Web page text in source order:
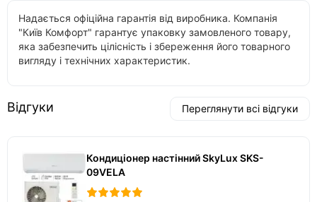
Надається офіційна гарантія від виробника. Компанія
"Київ Комфорт" гарантує упаковку замовленого товару,
яка забезпечить цілісність і збереження його товарного
вигляду і технічних характеристик.
Відгуки Переглянути всі відгуки
Кондиціонер настінний SkyLux SKS-
09VELA